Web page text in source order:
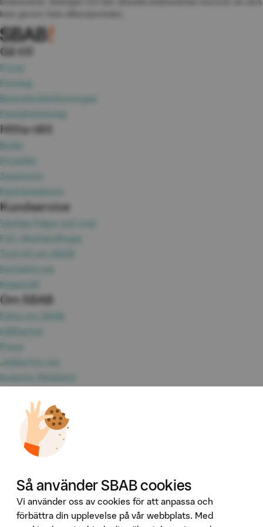
kvar genom hela villkorsperioden.
Gå till
Privat
Företag
Bostadsrättsföreningar
Fastighetsbolag
Hitta rätt
Bolån
Privatlån
Sparkonto
Fasträntekonto
Kundservice
Vanliga frågor och svar
Fyll i lånehandlingar
Tyck till om SBAB
Kontakta oss
Klagomål
Om SBAB
Fakta om SBAB
Hållbarhet
Press
Jobba hos oss
Investor Relations
Tillgänglighet
Våra tjänster
Booli Pro
Developer Portal
Ladda ner vår app
Så använder SBAB cookies
Vi använder oss av cookies för att anpassa och
förbättra din upplevelse på vår webbplats. Med